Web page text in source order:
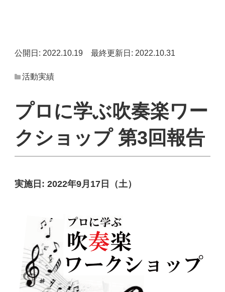
公開日: 2022.10.19 最終更新日: 2022.10.31
活動実績
プロに学ぶ吹奏楽ワー
クショップ 第3回報告
実施日: 2022年9月17日（土）